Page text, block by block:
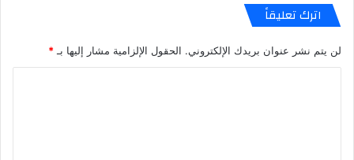
اترك تعليقاً
لن يتم نشر عنوان بريدك الإلكتروني. الحقول الإلزامية مشار إليها بـ *